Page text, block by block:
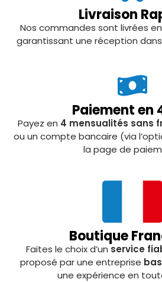
Livraison
Nos commandes sont livrées
garantissant une réception
Paiement en
Payez en 4 mensualités sans
ou un compte bancaire (via
la page de
Boutique
Faites le choix d’un service
proposé par une entreprise
une expérience en